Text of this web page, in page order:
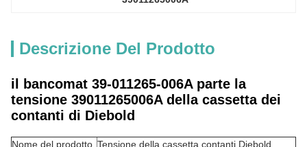
Descrizione Del Prodotto
il bancomat 39-011265-006A parte la
tensione 39011265006A della cassetta dei
contanti di Diebold
Nome del prodotto Tensione della cassetta contanti Diebold